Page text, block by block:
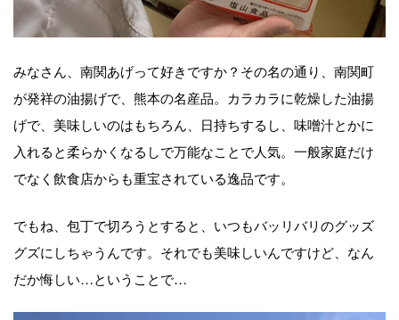
みなさん、南関あげって好きですか？その名の通り、南関町
が発祥の油揚げで、熊本の名産品。カラカラに乾燥した油揚
げで、美味しいのはもちろん、日持ちするし、味噌汁とかに
入れると柔らかくなるしで万能なことで人気。一般家庭だけ
でなく飲食店からも重宝されている逸品です。
でもね、包丁で切ろうとすると、いつもバッリバリのグッズ
グズにしちゃうんです。それでも美味しいんですけど、なん
だか悔しい…ということで…